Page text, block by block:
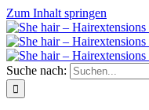
Zum Inhalt springen
Suche nach: